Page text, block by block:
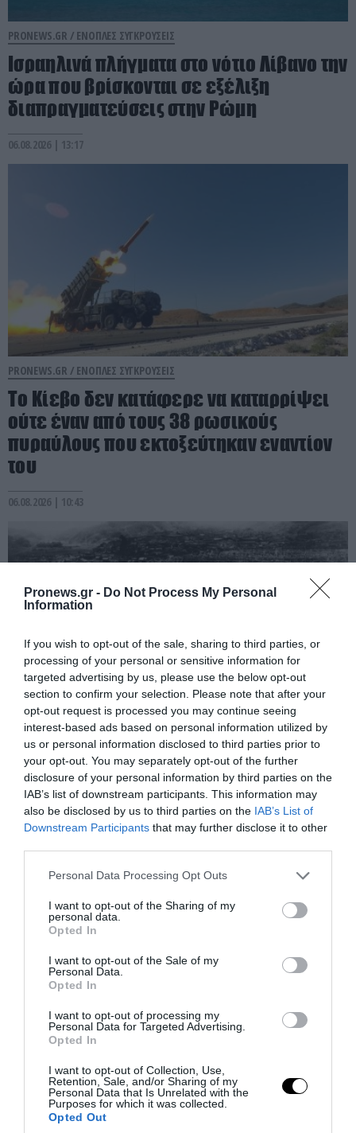
Pronews.gr - Do Not Process My Personal
Information
If you wish to opt-out of the sale, sharing to third parties, or
processing of your personal or sensitive information for
targeted advertising by us, please use the below opt-out
section to confirm your selection. Please note that after your
opt-out request is processed you may continue seeing
interest-based ads based on personal information utilized by
us or personal information disclosed to third parties prior to
your opt-out. You may separately opt-out of the further
disclosure of your personal information by third parties on the
IAB’s list of downstream participants. This information may
also be disclosed by us to third parties on the IAB’s List of
Downstream Participants that may further disclose it to other
Please note that this website/app uses one or more Google
not limited to your visit or usage behaviour. You may click to
grant or deny consent to Google and its third-party tags to
use your data for below specified purposes in below Google
consent section.
Personal Data Processing Opt Outs
I want to opt-out of the Sharing of my
personal data.
Opted In
I want to opt-out of the Sale of my
Personal Data.
Opted In
I want to opt-out of processing my
Personal Data for Targeted Advertising.
Opted In
I want to opt-out of Collection, Use,
Retention, Sale, and/or Sharing of my
Personal Data that Is Unrelated with the
Purposes for which it was collected.
Opted Out
PRONEWS.GR / ΕΝΟΠΛΕΣ ΣΥΓΚΡΟΥΣΕΙΣ
Ισραηλινά πλήγματα στο νότιο Λίβανο την
ώρα που βρίσκονται σε εξέλιξη
διαπραγματεύσεις στην Ρώμη
06.08.2026 | 13:17
PRONEWS.GR / ΕΝΟΠΛΕΣ ΣΥΓΚΡΟΥΣΕΙΣ
Το Κίεβο δεν κατάφερε να καταρρίψει
ούτε έναν από τους 38 ρωσικούς
πυραύλους που εκτοξεύτηκαν εναντίον
του
06.08.2026 | 10:43
PRONEWS.GR /ΕΝΟΠΛΕΣ ΣΥΓΚΡΟΥΣΕΙΣ
Ουκρανία: Σε «στάχτες» μετατράπηκαν
στρατιωτικός εξοπλισμός και οχήματα
στο Κίεβο μετά από ρωσικά πλήγματα
(βίντεο)
PRONEWS.GR /ΕΝΟΠΛΕΣ ΣΥΓΚΡΟΥΣΕΙΣ
Drones οπτικών ινών κυριαρχούν στο